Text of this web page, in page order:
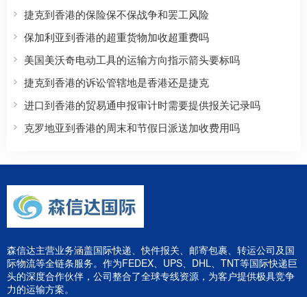
捷克到香港的保险保不保战争和罢工风险
保加利亚到香港的超重货物加收超重费吗
美国美沃奇电动工具的运输方向指示箭头要标吗
捷克到香港的诉讼管辖地是香港还是捷克
进口到香港的贸易通申报审计时需要提供报关记录吗
克罗地亚到香港的周末和节假日派送加收费用吗
森信达主营业务涵盖国际快递、快件报关、邮寄包裹、转运公司及国
际物流等全链条服务。作为FEDEX、UPS、DHL、TNT等国际快递巨
头的深度合作伙伴，公司整合了全球专线资源，为客户提供极具竞争
力的运输方案。